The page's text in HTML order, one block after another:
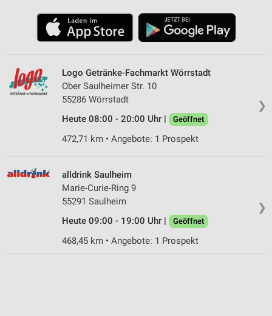
❯
Logo Getränke-Fachmarkt Wörrstadt
Ober Saulheimer Str. 10
55286 Wörrstadt
Heute 08:00 - 20:00 Uhr |
Geöffnet
472,71 km • Angebote: 1 Prospekt
❯
alldrink Saulheim
Marie-Curie-Ring 9
55291 Saulheim
Heute 09:00 - 19:00 Uhr |
Geöffnet
468,45 km • Angebote: 1 Prospekt